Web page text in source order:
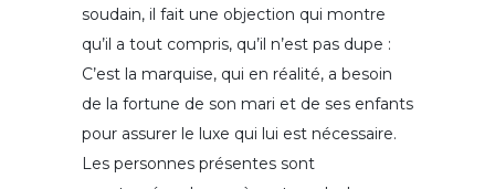
soudain, il fait une objection qui montre
qu’il a tout compris, qu’il n’est pas dupe :
C’est la marquise, qui en réalité, a besoin
de la fortune de son mari et de ses enfants
pour assurer le luxe qui lui est nécessaire.
Les personnes présentes sont